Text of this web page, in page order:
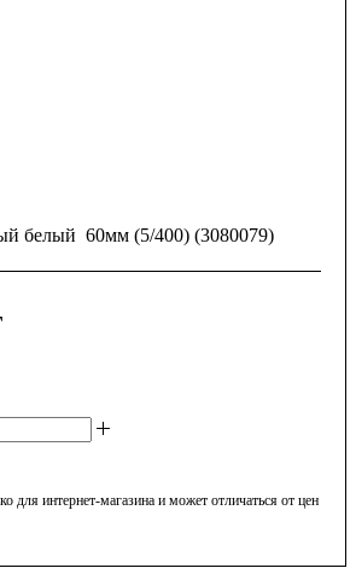
белый 60мм (5/400) (3080079)
для интернет-магазина и может отличаться от цен